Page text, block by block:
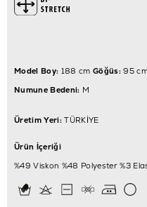
Model Boy: 188 cm Göğüs:95
Numune Bedeni: M
Üretim Yeri:TÜRKİYE
Ürün İçeriği
%49 Viskon %48 Polyester %3